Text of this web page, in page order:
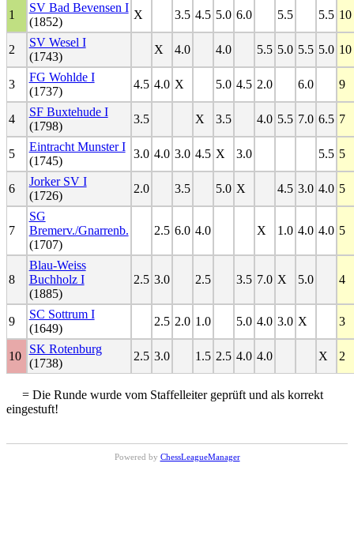
1
SV Bad Bevensen I
(1852)
X 3.5 4.5 5.0 6.0 5.5 5.5 10
2
SV Wesel I
(1743)
X 4.0 4.0 5.5 5.0 5.5 5.0 10
3
FG Wohlde I
(1737)
4.5 4.0 X 5.0 4.5 2.0 6.0 9
4
SF Buxtehude I
(1798)
3.5 X 3.5 4.0 5.5 7.0 6.5 7
5
Eintracht Munster I
(1745)
3.0 4.0 3.0 4.5 X 3.0 5.5 5
6
Jorker SV I
(1726)
2.0 3.5 5.0 X 4.5 3.0 4.0 5
7
SG
Bremerv./Gnarrenb.
(1707)
2.5 6.0 4.0 X 1.0 4.0 4.0 5
8
Blau-Weiss
Buchholz I
(1885)
2.5 3.0 2.5 3.5 7.0 X 5.0 4
9
SC Sottrum I
(1649)
2.5 2.0 1.0 5.0 4.0 3.0 X 3
10
SK Rotenburg
(1738)
2.5 3.0 1.5 2.5 4.0 4.0 X 2
= Die Runde wurde vom Staffelleiter geprüft und als korrekt
eingestuft!
Powered by ChessLeagueManager